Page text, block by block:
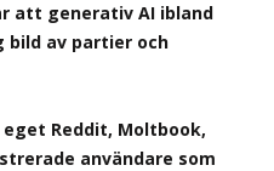
att generativ AI ibland
bild av partier och
Reddit, Moltbook,
användare som